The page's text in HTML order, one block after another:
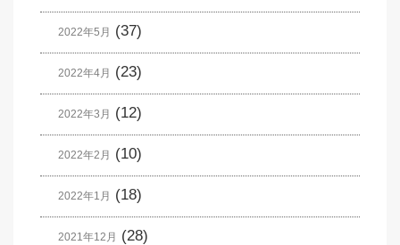
2022年5月 (37)
2022年4月 (23)
2022年3月 (12)
2022年2月 (10)
2022年1月 (18)
2021年12月 (28)